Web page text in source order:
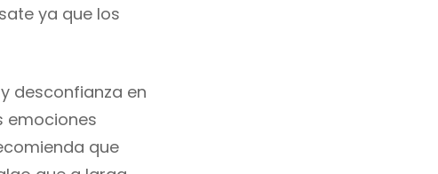
ya que los
desconfianza en
emociones
que